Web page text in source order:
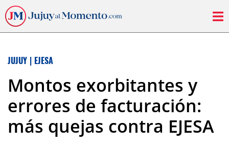
JUJUY | EJESA
Montos exorbitantes y
errores de facturación:
más quejas contra EJESA